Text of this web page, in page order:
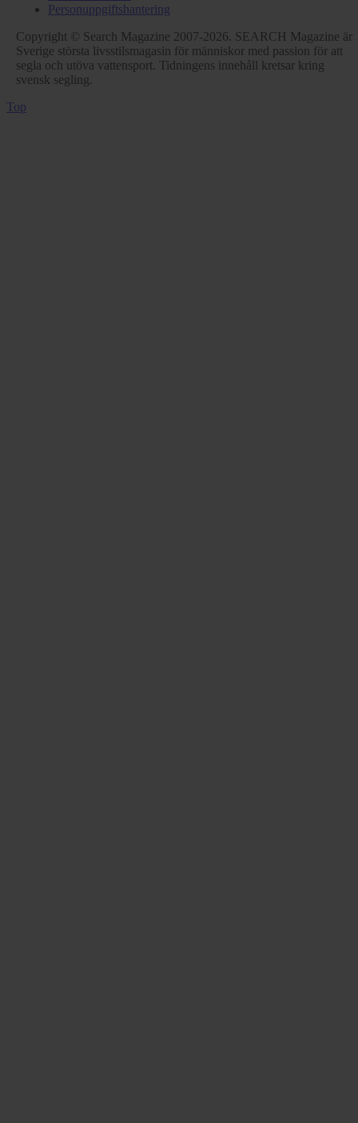
Personuppgiftshantering
Copyright © Search Magazine 2007-2026. SEARCH Magazine är
Sverige största livsstilsmagasin för människor med passion för att
segla och utöva vattensport. Tidningens innehåll kretsar kring
svensk segling.
Top